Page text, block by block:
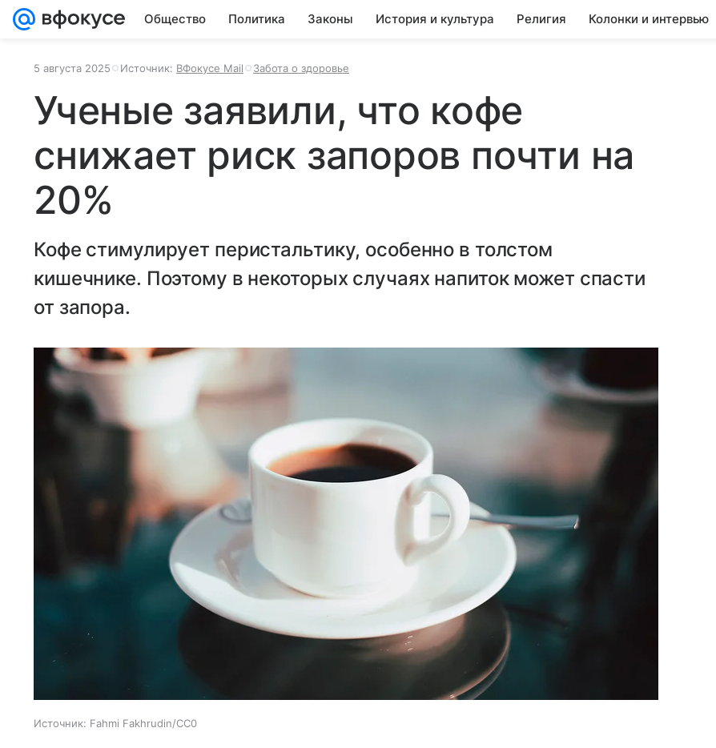
Общество Политика Законы История и культура Религия Колонки и интервью
5 августа 2025 Источник: ВФокусе Mail Забота о здоровье
Ученые заявили, что кофе
снижает риск запоров почти на
20%
Кофе стимулирует перистальтику, особенно в толстом
кишечнике. Поэтому в некоторых случаях напиток может спасти
от запора.
Источник: Fahmi Fakhrudin/СС0